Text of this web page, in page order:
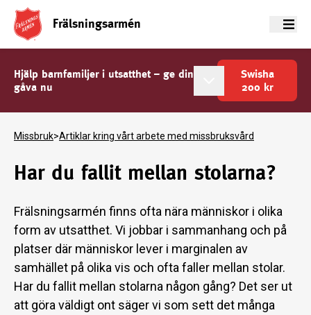
Frälsningsarmén Meny
Hjälp barnfamiljer i utsatthet – ge din
gåva nu
Swisha
200 kr
Missbruk>Artiklar kring vårt arbete med missbruksvård
Har du fallit mellan stolarna?
Frälsningsarmén finns ofta nära människor i olika
form av utsatthet. Vi jobbar i sammanhang och på
platser där människor lever i marginalen av
samhället på olika vis och ofta faller mellan stolar.
Har du fallit mellan stolarna någon gång? Det ser ut
att göra väldigt ont säger vi som sett det många